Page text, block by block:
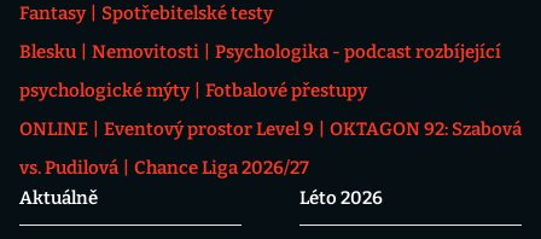
Fantasy
Spotřebitelské testy
Blesku
Nemovitosti
Psychologika - podcast rozbíjející
psychologické mýty
Fotbalové přestupy
ONLINE
Eventový prostor Level 9
OKTAGON 92: Szabová
vs. Pudilová
Chance Liga 2026/27
Aktuálně
Léto 2026